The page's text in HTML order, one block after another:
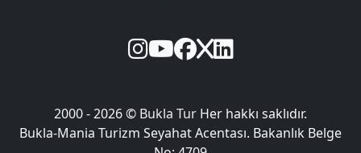
2000 - 2026 © Bukla Tur Her hakkı saklıdır.
Bukla-Mania Turizm Seyahat Acentası. Bakanlık Belge